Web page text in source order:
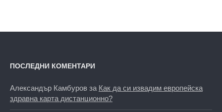
ПОСЛЕДНИ КОМЕНТАРИ
Александър Камбуров за Как да си извадим европейска
здравна карта дистанционно?